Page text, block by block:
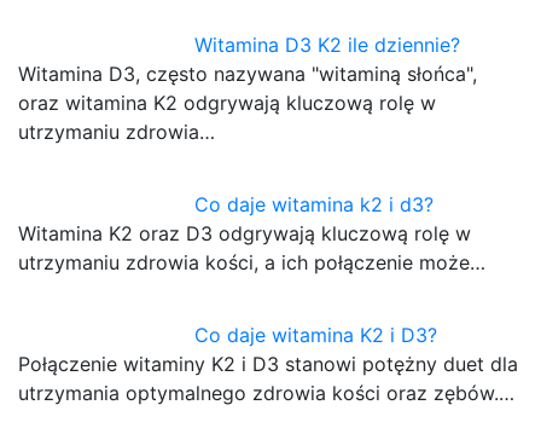
Witamina D3 K2 ile dziennie?
Witamina D3, często nazywana "witaminą słońca",
oraz witamina K2 odgrywają kluczową rolę w
utrzymaniu zdrowia…
Co daje witamina k2 i d3?
Witamina K2 oraz D3 odgrywają kluczową rolę w
utrzymaniu zdrowia kości, a ich połączenie może…
Co daje witamina K2 i D3?
Połączenie witaminy K2 i D3 stanowi potężny duet dla
utrzymania optymalnego zdrowia kości oraz zębów.…